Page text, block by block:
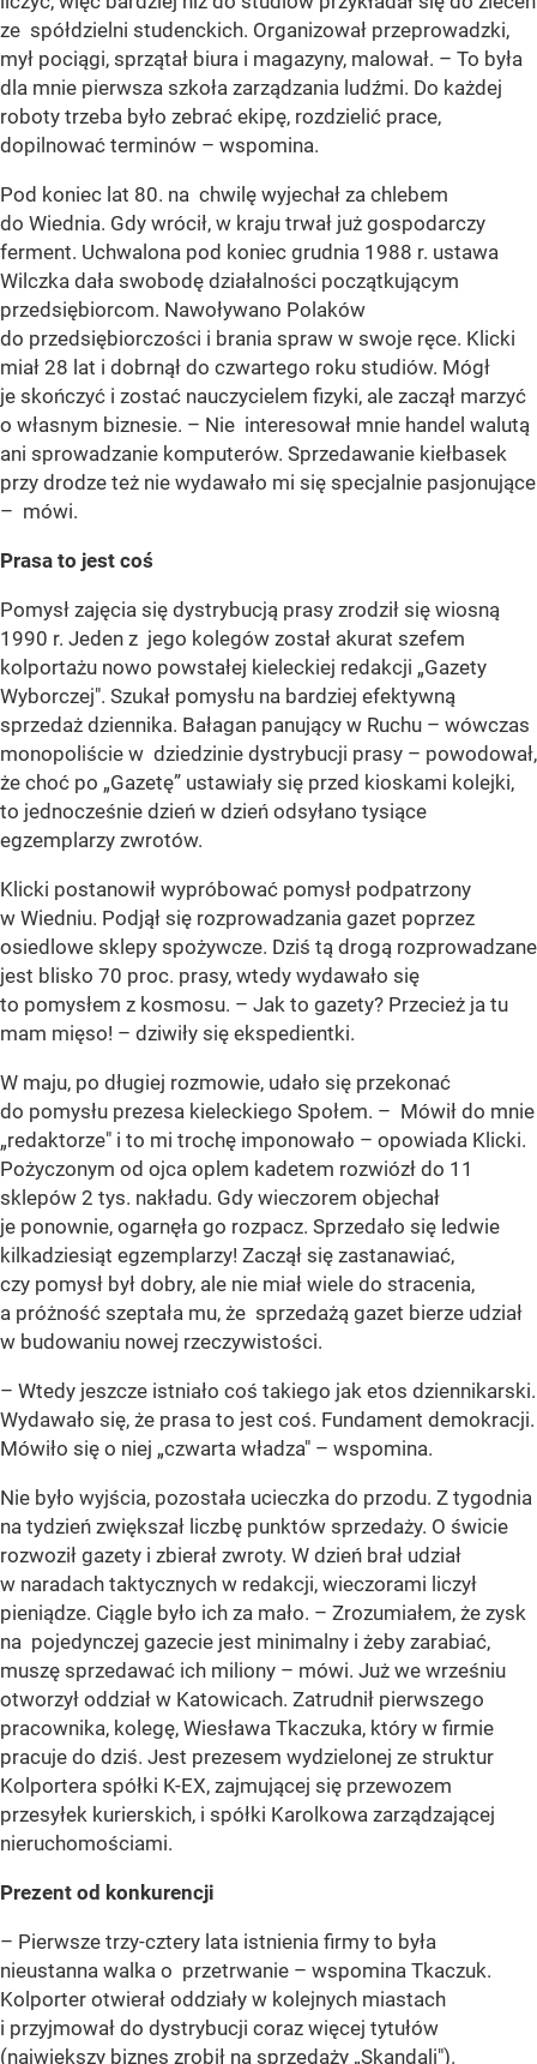
ze spółdzielni studenckich. Organizował przeprowadzki,
mył pociągi, sprzątał biura i magazyny, malował. – To była
dla mnie pierwsza szkoła zarządzania ludźmi. Do każdej
roboty trzeba było zebrać ekipę, rozdzielić prace,
dopilnować terminów – wspomina.
Pod koniec lat 80. na chwilę wyjechał za chlebem
do Wiednia. Gdy wrócił, w kraju trwał już gospodarczy
ferment. Uchwalona pod koniec grudnia 1988 r. ustawa
Wilczka dała swobodę działalności początkującym
przedsiębiorcom. Nawoływano Polaków
do przedsiębiorczości i brania spraw w swoje ręce. Klicki
miał 28 lat i dobrnął do czwartego roku studiów. Mógł
je skończyć i zostać nauczycielem fizyki, ale zaczął marzyć
o własnym biznesie. – Nie interesował mnie handel walutą
ani sprowadzanie komputerów. Sprzedawanie kiełbasek
przy drodze też nie wydawało mi się specjalnie pasjonujące
– mówi.
Prasa to jest coś
Pomysł zajęcia się dystrybucją prasy zrodził się wiosną
1990 r. Jeden z jego kolegów został akurat szefem
kolportażu nowo powstałej kieleckiej redakcji „Gazety
Wyborczej". Szukał pomysłu na bardziej efektywną
sprzedaż dziennika. Bałagan panujący w Ruchu – wówczas
monopoliście w dziedzinie dystrybucji prasy – powodował,
że choć po „Gazetę” ustawiały się przed kioskami kolejki,
to jednocześnie dzień w dzień odsyłano tysiące
egzemplarzy zwrotów.
Klicki postanowił wypróbować pomysł podpatrzony
w Wiedniu. Podjął się rozprowadzania gazet poprzez
osiedlowe sklepy spożywcze. Dziś tą drogą rozprowadzane
jest blisko 70 proc. prasy, wtedy wydawało się
to pomysłem z kosmosu. – Jak to gazety? Przecież ja tu
mam mięso! – dziwiły się ekspedientki.
W maju, po długiej rozmowie, udało się przekonać
do pomysłu prezesa kieleckiego Społem. – Mówił do mnie
„redaktorze" i to mi trochę imponowało – opowiada Klicki.
Pożyczonym od ojca oplem kadetem rozwiózł do 11
sklepów 2 tys. nakładu. Gdy wieczorem objechał
je ponownie, ogarnęła go rozpacz. Sprzedało się ledwie
kilkadziesiąt egzemplarzy! Zaczął się zastanawiać,
czy pomysł był dobry, ale nie miał wiele do stracenia,
a próżność szeptała mu, że sprzedażą gazet bierze udział
w budowaniu nowej rzeczywistości.
– Wtedy jeszcze istniało coś takiego jak etos dziennikarski.
Wydawało się, że prasa to jest coś. Fundament demokracji.
Mówiło się o niej „czwarta władza" – wspomina.
Nie było wyjścia, pozostała ucieczka do przodu. Z tygodnia
na tydzień zwiększał liczbę punktów sprzedaży. O świcie
rozwoził gazety i zbierał zwroty. W dzień brał udział
w naradach taktycznych w redakcji, wieczorami liczył
pieniądze. Ciągle było ich za mało. – Zrozumiałem, że zysk
na pojedynczej gazecie jest minimalny i żeby zarabiać,
muszę sprzedawać ich miliony – mówi. Już we wrześniu
otworzył oddział w Katowicach. Zatrudnił pierwszego
pracownika, kolegę, Wiesława Tkaczuka, który w firmie
pracuje do dziś. Jest prezesem wydzielonej ze struktur
Kolportera spółki K-EX, zajmującej się przewozem
przesyłek kurierskich, i spółki Karolkowa zarządzającej
nieruchomościami.
Prezent od konkurencji
– Pierwsze trzy-cztery lata istnienia firmy to była
nieustanna walka o przetrwanie – wspomina Tkaczuk.
Kolporter otwierał oddziały w kolejnych miastach
i przyjmował do dystrybucji coraz więcej tytułów
(największy biznes zrobił na sprzedaży „Skandali").